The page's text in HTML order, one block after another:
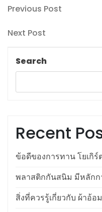
Post
navigation
Previous
Previous Post
Next
Next Post
Search
Recent
ข้อดีของการทาน โยเกิ
พลาสติกกันสนิม มีหลักก
สิ่งที่ควรรู้เกี่ยวกับ ผ้าอ้อ